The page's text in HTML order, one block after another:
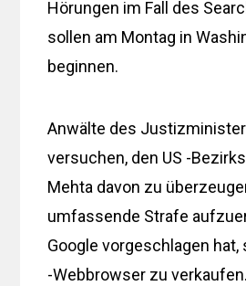
Hörungen im Fall des
sollen am Montag in
beginnen.
Anwälte des
versuchen, den US -
Mehta davon zu
umfassende Strafe
Google vorgeschlagen hat,
-Webbrowser zu verkaufen.